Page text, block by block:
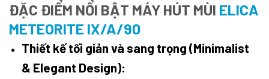
ĐẶC ĐIỂM NỔI BẬT MÁY HÚT MÙI ELICA
METEORITE IX/A/90
Thiết kế tối giản và sang trọng (Minimalist
& Elegant Design):